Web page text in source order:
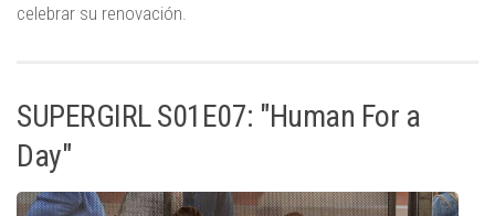
celebrar su renovación.
SUPERGIRL S01E07: "Human For a
Day"